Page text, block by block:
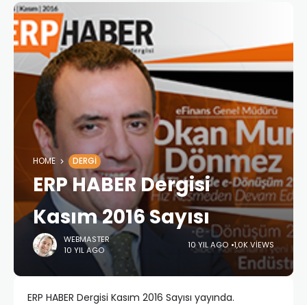
HOME DERGI
ERP HABER Dergisi
Kasım 2016 Sayısı
WEBMASTER
10 YIL AGO
10 YIL AGO 1,0K VIEWS
ERP HABER Dergisi Kasım 2016 Sayısı yayında.